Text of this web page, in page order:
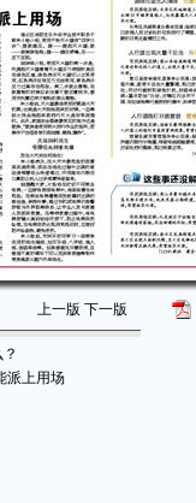
上一版 下一版
派上用场